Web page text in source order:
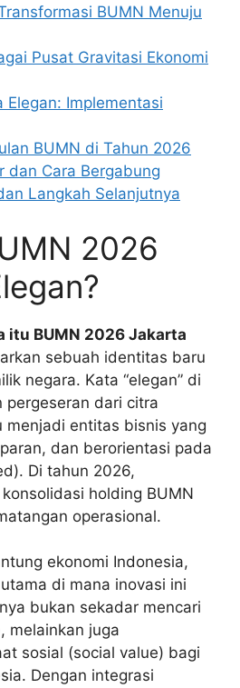
BUMN Menuju
Pusat Gravitasi Ekonomi
Elegan: Implementasi
BUMN di Tahun 2026
dan Cara Bergabung
Langkah Selanjutnya
2026
itu BUMN 2026 Jakarta
sebuah identitas baru
negara. Kata “elegan” di
pergeseran dari citra
menjadi entitas bisnis yang
dan berorientasi pada
Di tahun 2026,
holding BUMN
operasional.
ekonomi Indonesia,
di mana inovasi ini
bukan sekadar mencari
melainkan juga
sosial (social value) bagi
Dengan integrasi